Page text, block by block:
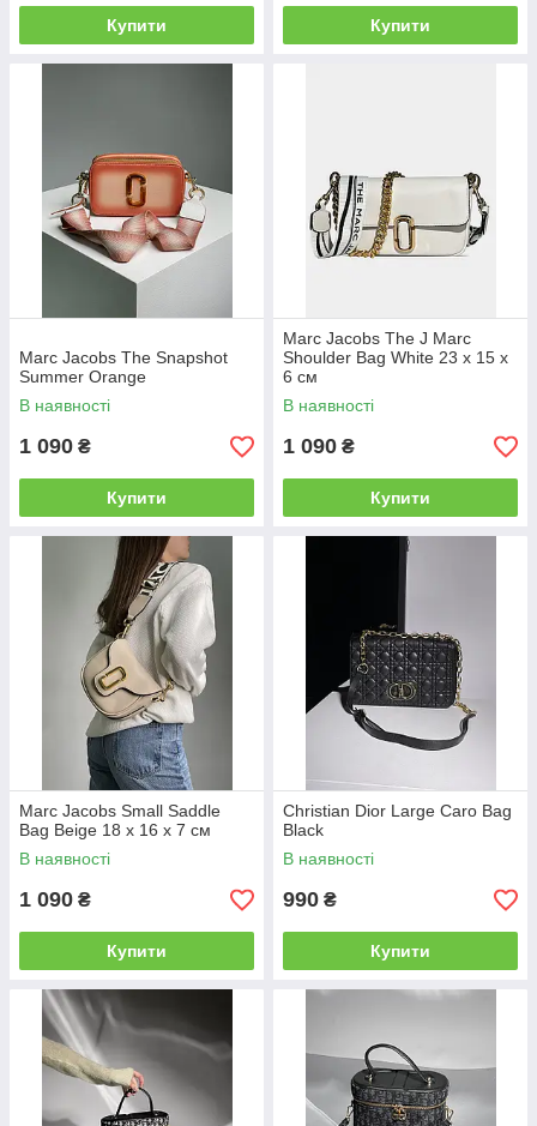
Купити Купити
Marc Jacobs The Snapshot
Summer Orange
В наявності
1 090 ₴
Купити
Marc Jacobs The J Marc
Shoulder Bag White 23 х 15 х
6 см
В наявності
1 090 ₴
Купити
Marc Jacobs Small Saddle
Bag Beige 18 х 16 х 7 см
В наявності
1 090 ₴
Купити
Christian Dior Large Caro Bag
Black
В наявності
990 ₴
Купити